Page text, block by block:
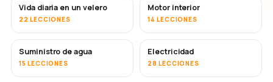
Vida diaria en un velero
22 LECCIONES
Motor interior
14 LECCIONES
Suministro de agua
15 LECCIONES
Electricidad
28 LECCIONES